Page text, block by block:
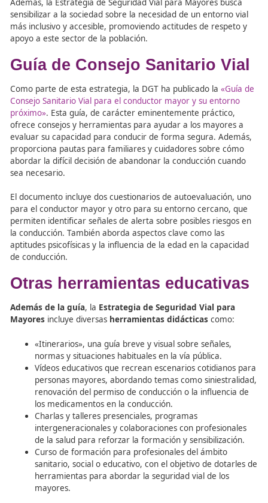
participando activamente en la movilidad de forma
adaptándose a los cambios físicos, sensoriales y
puedan experimentar con la edad.
Elobjetivo principalesfomentar la reflexión
mayores, tanto como peatones, conductores o
Además, la Estrategia de Seguridad Vial para Mayores
sensibilizar a la sociedad sobre la necesidad de un
más inclusivo y accesible, promoviendo actitudes de
apoyo a este sector de la población.
Guía de Consejo Sanitario
Como parte de esta estrategia, la DGT ha publicado la
Consejo Sanitario Vial para el conductor mayor y su
próximo». Esta guía, de carácter eminentemente
ofrece consejos y herramientas para ayudar a los
proporciona pautas para familiares y cuidadores sobre
sea necesario.
El documento incluye dos cuestionarios de
para el conductor mayor y otro para su entorno
permiten identificar señales de alerta sobre posibles
la conducción. También aborda aspectos clave como las
aptitudes psicofísicas y la influencia de la edad en la
de conducción.
Otras herramientas
Además de la guía, laEstrategia de Seguridad Vial
Mayoresincluye diversasherramientas didácticas